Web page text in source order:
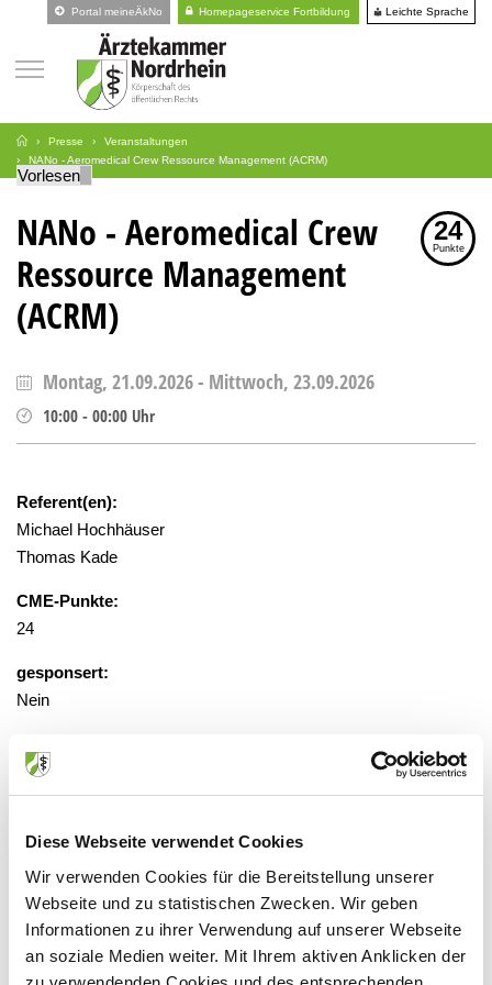
Diese Webseite verwendet Cookies
Wir verwenden Cookies für die Bereitstellung unserer
Webseite und zu statistischen Zwecken. Wir geben
Informationen zu ihrer Verwendung auf unserer Webseite
an soziale Medien weiter. Mit Ihrem aktiven Anklicken der
Portal meineÄkNo Homepageservice Fortbildung Leichte Sprache
Presse
Veranstaltungen
NANo - Aeromedical Crew Ressource Management (ACRM)
Vorlesen
NANo - Aeromedical Crew
Ressource Management
(ACRM)
24
Punkte
Montag, 21.09.2026- Mittwoch, 23.09.2026
10:00 - 00:00 Uhr
Referent(en):
Michael Hochhäuser
Thomas Kade
CME-Punkte:
24
gesponsert:
Nein
gebührenfrei, Anmeldung erforderlich
Waldcafe Hotel Restaurant
Am Rehsprung 35, 53229 Bonn